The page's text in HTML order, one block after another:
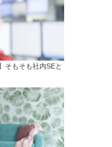
そもそも社内SEと